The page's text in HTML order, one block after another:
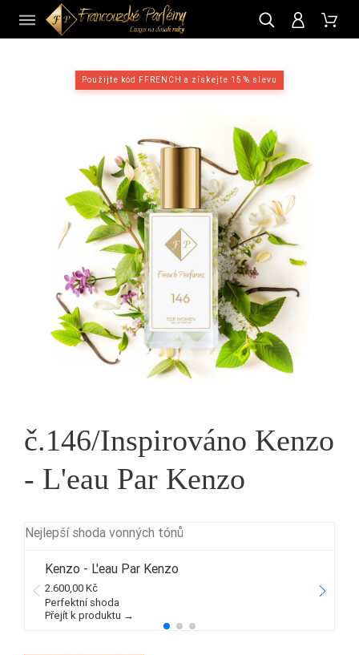
Použijte kód FFRENCH a získejte 15 % slevu
č.146/Inspirováno Kenzo
- L'eau Par Kenzo
Nejlepší shoda vonných tónů
Kenzo - L'eau Par Kenzo
2.600,00 Kč
Perfektní shoda
Přejít k produktu →
CZ